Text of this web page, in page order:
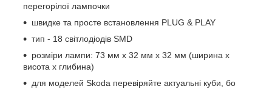
перегорілої лампочки
швидке та просте встановлення PLUG & PLAY
тип - 18 світлодіодів SMD
розміри лампи: 73 мм x 32 мм x 32 мм (ширина x
висота x глибина)
для моделей Skoda перевіряйте актуальні куби, бо